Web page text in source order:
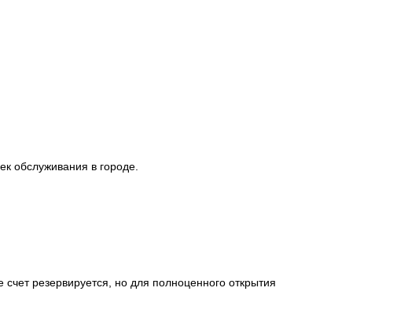
обслуживания в городе.
резервируется, но для полноценного открытия